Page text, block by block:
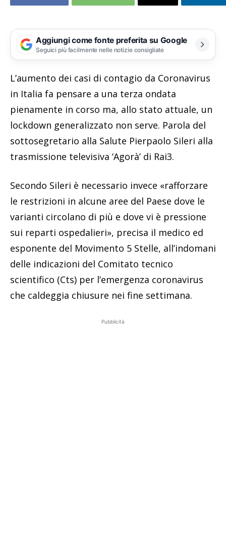
Aggiungi come fonte preferita su Google
Seguici più facilmente nelle notizie consigliate
L’aumento dei casi di contagio da Coronavirus
in Italia fa pensare a una terza ondata
pienamente in corso ma, allo stato attuale, un
lockdown generalizzato non serve. Parola del
sottosegretario alla Salute Pierpaolo Sileri alla
trasmissione televisiva ‘Agorà’ di Rai3.
Secondo Sileri è necessario invece «rafforzare
le restrizioni in alcune aree del Paese dove le
varianti circolano di più e dove vi è pressione
sui reparti ospedalieri», precisa il medico ed
esponente del Movimento 5 Stelle, all’indomani
delle indicazioni del Comitato tecnico
scientifico (Cts) per l’emergenza coronavirus
che caldeggia chiusure nei fine settimana.
Pubblicità